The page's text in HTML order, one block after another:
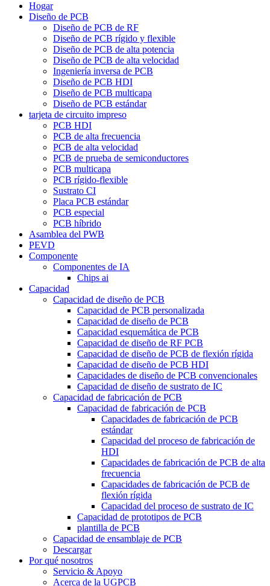
Hogar
Diseño de PCB
Diseño de PCB de RF
Diseño de PCB rígido y flexible
Diseño de PCB de alta potencia
Diseño de PCB de alta velocidad
Ingeniería inversa de PCB
Diseño de PCB HDI
Diseño de PCB multicapa
Diseño de PCB estándar
tarjeta de circuito impreso
PCB HDI
PCB de alta frecuencia
PCB de alta velocidad
PCB de prueba de semiconductores
PCB multicapa
PCB rígido-flexible
Sustrato CI
Placa PCB estándar
PCB especial
PCB híbrido
Asamblea del PWB
PEVD
Componente
Componentes de IA
Chips ai
Capacidad
Capacidad de diseño de PCB
Capacidad de PCB personalizada
Capacidad de diseño de PCB
Capacidad esquemática de PCB
Capacidad de diseño de RF PCB
Capacidad de diseño de PCB de flexión rígida
Capacidad de diseño de PCB HDI
Capacidades de diseño de PCB convencionales
Capacidad de diseño de sustrato de IC
Capacidad de fabricación de PCB
Capacidad de fabricación de PCB
Capacidades de fabricación de PCB
estándar
Capacidad del proceso de fabricación de
HDI
Capacidades de fabricación de PCB de alta
frecuencia
Capacidades de fabricación de PCB de
flexión rígida
Capacidad del proceso de sustrato de IC
Capacidad de prototipos de PCB
plantilla de PCB
Capacidad de ensamblaje de PCB
Descargar
Por qué nosotros
Servicio & Apoyo
Acerca de la UGPCB